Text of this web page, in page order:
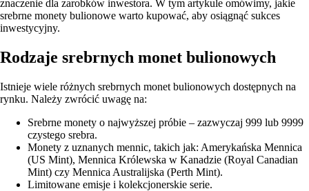
znaczenie dla zarobków inwestora. W tym artykule omówimy, jakie
srebrne monety bulionowe warto kupować, aby osiągnąć sukces
inwestycyjny.
Rodzaje srebrnych monet bulionowych
Istnieje wiele różnych srebrnych monet bulionowych dostępnych na
rynku. Należy zwrócić uwagę na:
Srebrne monety o najwyższej próbie – zazwyczaj 999 lub 9999
czystego srebra.
Monety z uznanych mennic, takich jak: Amerykańska Mennica
(US Mint), Mennica Królewska w Kanadzie (Royal Canadian
Mint) czy Mennica Australijska (Perth Mint).
Limitowane emisje i kolekcjonerskie serie.